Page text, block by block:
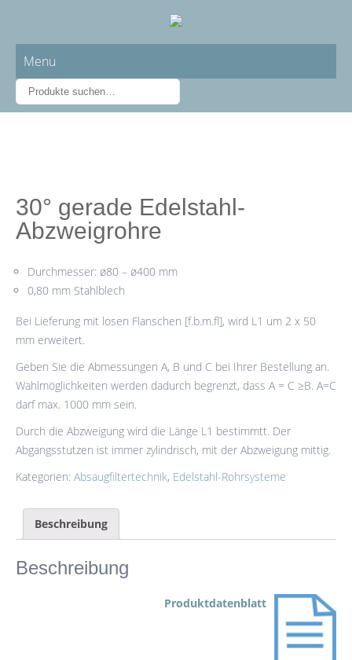
Menu
30° gerade Edelstahl-
Abzweigrohre
Durchmesser: ø80 – ø400 mm
0,80 mm Stahlblech
Bei Lieferung mit losen Flanschen [f.b.m.fl], wird L1 um 2 x 50
mm erweitert.
Geben Sie die Abmessungen A, B und C bei Ihrer Bestellung an.
Wahlmöglichkeiten werden dadurch begrenzt, dass A = C ≥B. A=C
darf max. 1000 mm sein.
Durch die Abzweigung wird die Länge L1 bestimmtt. Der
Abgangsstutzen ist immer zylindrisch, mit der Abzweigung mittig.
Kategorien: Absaugfiltertechnik, Edelstahl-Rohrsysteme
Beschreibung
Beschreibung
Produktdatenblatt